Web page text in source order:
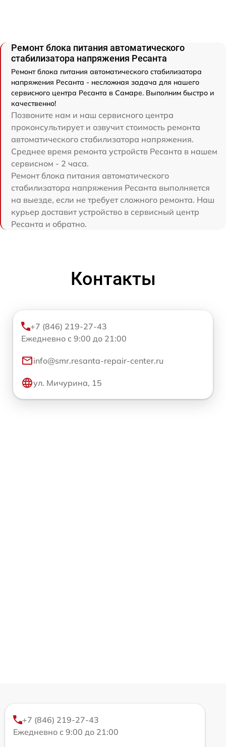
Ремонт блока питания автоматического
стабилизатора напряжения Ресанта
Ремонт блока питания автоматического стабилизатора
напряжения Ресанта - несложная задача для нашего
сервисного центра Ресанта в Самаре. Выполним быстро и
качественно!
Позвоните нам и наш сервисного центра
проконсультирует и озвучит стоимость ремонта
автоматического стабилизатора напряжения.
Среднее время ремонта устройств Ресанта в нашем
сервисном - 2 часа.
Ремонт блока питания автоматического
стабилизатора напряжения Ресанта выполняется
на выезде, если не требует сложного ремонта. Наш
курьер доставит устройство в сервисный центр
Ресанта и обратно.
Контакты
+7 (846) 219-27-43
Ежедневно с 9:00 до 21:00
info@smr.resanta-repair-center.ru
ул. Мичурина, 15
+7 (846) 219-27-43
Ежедневно с 9:00 до 21:00